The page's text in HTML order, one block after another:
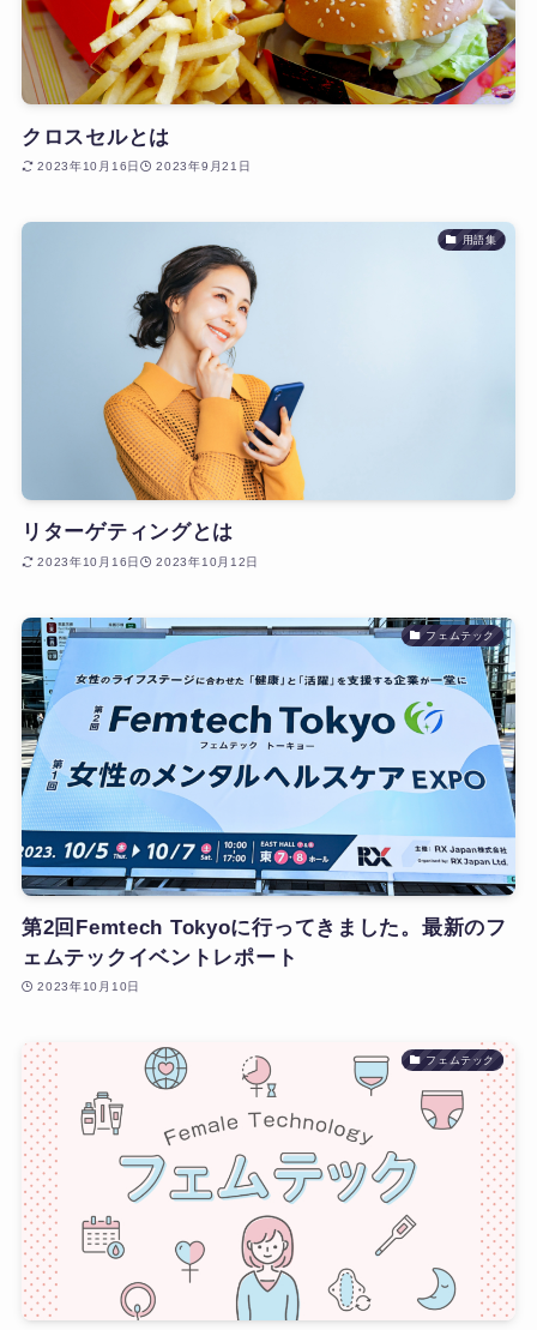
クロスセルとは
2023年10月16日 2023年9月21日
用語集
リターゲティングとは
2023年10月16日 2023年10月12日
フェムテック
第2回Femtech Tokyoに行ってきました。最新のフ
ェムテックイベントレポート
2023年10月10日
フェムテック